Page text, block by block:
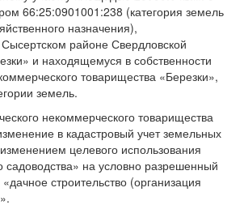
66:25:0901001:238 (категория земель
назначения),
районе Свердловской
и находящемуся в собственности
товарищества «Березки»,
земель.
некоммерческого товарищества
в кадастровый учет земельных
целевого использования
садоводства» на условно разрешенный
строительство (организация